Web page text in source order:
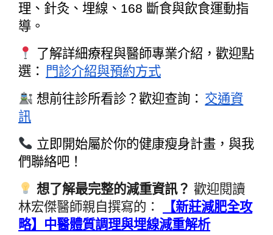
理、針灸、埋線、168 斷食與飲食運動指
導。
了解詳細療程與醫師專業介紹，歡迎點
選： 門診介紹與預約方式
想前往診所看診？歡迎查詢： 交通資
訊
立即開始屬於你的健康瘦身計畫，與我
們聯絡吧！
想了解最完整的減重資訊？ 歡迎閱讀
林宏傑醫師親自撰寫的：
【新莊減肥全攻
略】中醫體質調理與埋線減重解析